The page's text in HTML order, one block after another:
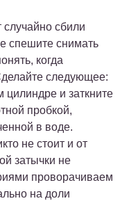
сбили
спешите снимать
когда
следующее:
цилиндре и заткните
пробкой,
в воде.
не стоит и от
затычки не
проворачиваем
на доли